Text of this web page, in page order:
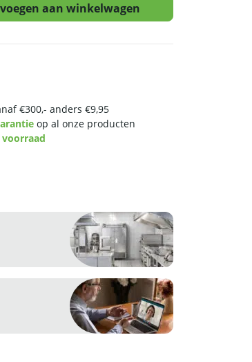
aan winkelwagen
€300,- anders €9,95
op al onze producten
voorraad